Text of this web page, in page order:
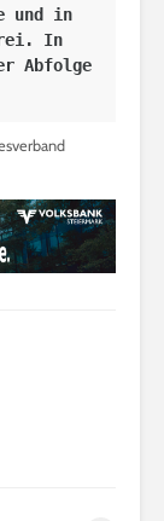
und in
In
Abfolge